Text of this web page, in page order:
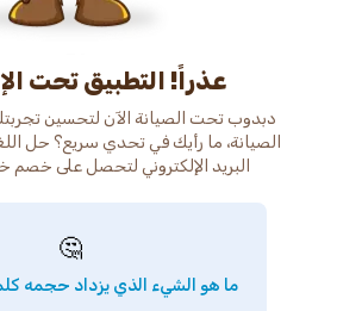
عذراً! التطبيق تحت
دبدوب تحت الصيانة الآن لتحسين
الصيانة، ما رأيك في تحدي سريع؟ حل
البريد الإلكتروني لتحصل على
🤔
ما هو الشيء الذي يزداد حجمه